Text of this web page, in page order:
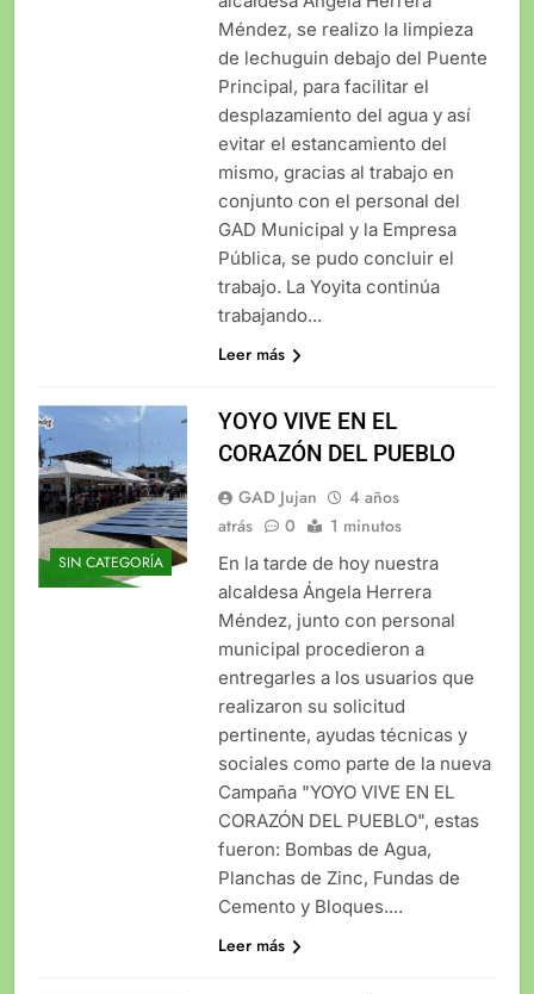
Méndez, se realizo la limpieza
de lechuguin debajo del Puente
Principal, para facilitar el
desplazamiento del agua y así
evitar el estancamiento del
mismo, gracias al trabajo en
conjunto con el personal del
GAD Municipal y la Empresa
Pública, se pudo concluir el
trabajo. La Yoyita continúa
trabajando...
Leer más
SIN CATEGORÍA
YOYO VIVE EN EL
CORAZÓN DEL PUEBLO
GAD Jujan
4 años
atrás
0 1 minutos
En la tarde de hoy nuestra
alcaldesa Ángela Herrera
Méndez, junto con personal
municipal procedieron a
entregarles a los usuarios que
realizaron su solicitud
pertinente, ayudas técnicas y
sociales como parte de la nueva
Campaña "YOYO VIVE EN EL
CORAZÓN DEL PUEBLO", estas
fueron: Bombas de Agua,
Planchas de Zinc, Fundas de
Cemento y Bloques....
Leer más